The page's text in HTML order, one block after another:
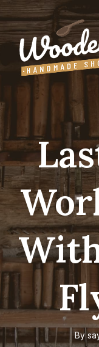
Skip
to
content
By